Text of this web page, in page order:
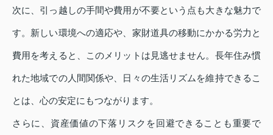
次に、引っ越しの手間や費用が不要という点も大きな魅力で
す。新しい環境への適応や、家財道具の移動にかかる労力と
費用を考えると、このメリットは見逃せません。長年住み慣
れた地域での人間関係や、日々の生活リズムを維持できるこ
とは、心の安定にもつながります。
さらに、資産価値の下落リスクを回避できることも重要で